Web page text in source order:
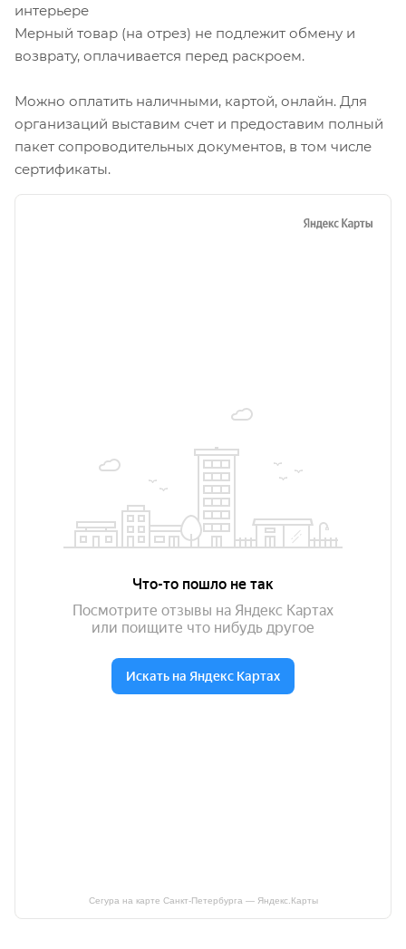
интерьере
Мерный товар (на отрез) не подлежит обмену и
возврату, оплачивается перед раскроем.
Можно оплатить наличными, картой, онлайн. Для
организаций выставим счет и предоставим полный
пакет сопроводительных документов, в том числе
сертификаты.
Сегура на карте Санкт‑Петербурга — Яндекс.Карты